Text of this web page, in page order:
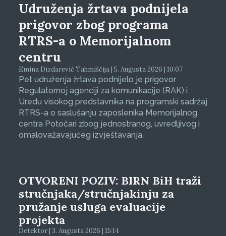
Udruženja žrtava podnijela
prigovor zbog programa
RTRS-a o Memorijalnom
centru
Emina Dizdarević Tahmiščija | 5. Augusta 2026 | 10:07
Pet udruženja žrtava podnijelo je prigovor
Regulatornoj agenciji za komunikacije (RAK) i
Uredu visokog predstavnika na programski sadržaj
RTRS-a o saslušanju zaposlenika Memorijalnog
centra Potočari zbog jednostranog, uvredljivog i
omalovažavajućeg izvještavanja.
OTVORENI POZIV: BIRN BiH traži
stručnjaka/stručnjakinju za
pružanje usluga evaluacije
projekta
Detektor | 3. Augusta 2026 | 15:14